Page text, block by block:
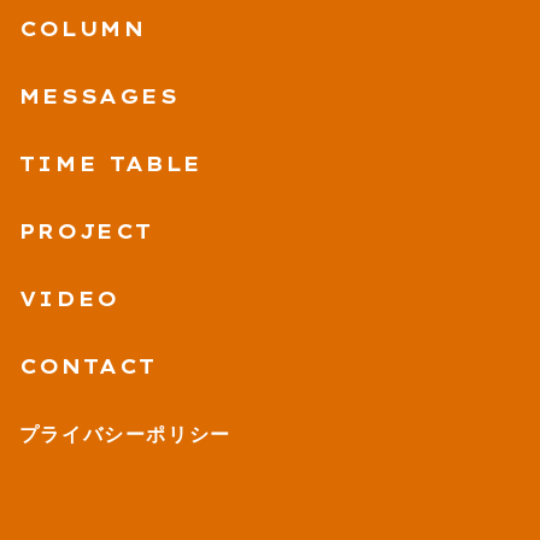
COLUMN
MESSAGES
TIME TABLE
PROJECT
VIDEO
CONTACT
プライバシーポリシー